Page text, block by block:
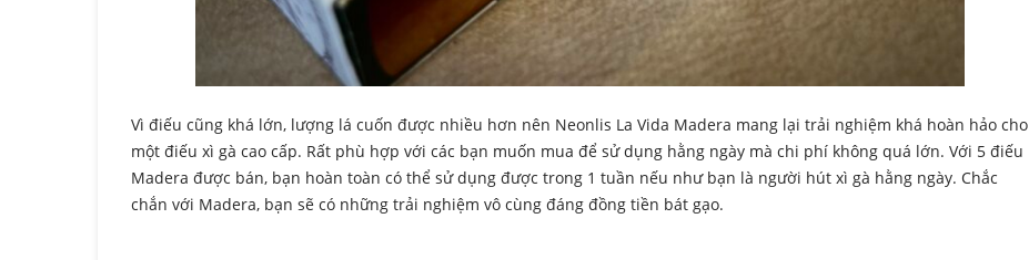
Vì điếu cũng khá lớn, lượng lá cuốn được nhiều hơn nên Neonlis La Vida Madera mang lại trải nghiệm khá hoàn hảo cho
một điếu xì gà cao cấp. Rất phù hợp với các bạn muốn mua để sử dụng hằng ngày mà chi phí không quá lớn. Với 5 điếu
Madera được bán, bạn hoàn toàn có thể sử dụng được trong 1 tuần nếu như bạn là người hút xì gà hằng ngày. Chắc
chắn với Madera, bạn sẽ có những trải nghiệm vô cùng đáng đồng tiền bát gạo.